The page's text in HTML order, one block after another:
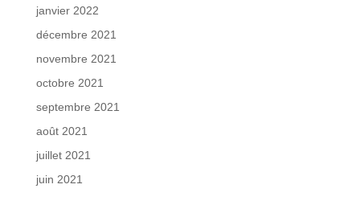
janvier 2022
décembre 2021
novembre 2021
octobre 2021
septembre 2021
août 2021
juillet 2021
juin 2021